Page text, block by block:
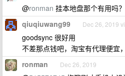
@ronman 挂本地盘那个有用吗？
qiuqiuwang99 Dec 26, 2019
goodsync 很好用
不差那点钱吧，淘宝有代理便宜
ronman Dec 26, 2019